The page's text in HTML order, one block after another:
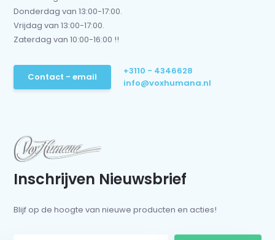
Donderdag van 13:00-17:00.
Vrijdag van 13:00-17:00.
Zaterdag van 10:00-16:00 !!
Contact - email
+3110 - 4346628
info@voxhumana.nl
Inschrijven Nieuwsbrief
Blijf op de hoogte van nieuwe producten en acties!